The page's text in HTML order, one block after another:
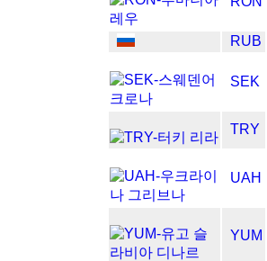
RUB
SEK
TRY
UAH
YUM